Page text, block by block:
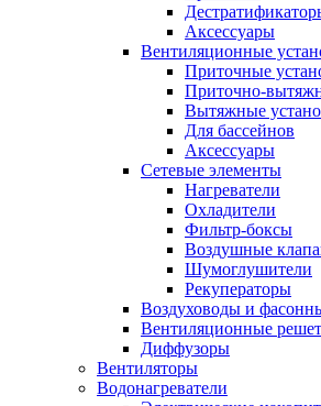
Аксессуары
Вентиляционные
Приточные
Приточно-
Вытяжные
Для бассейнов
Аксессуары
Сетевые элементы
Нагреватели
Охладители
Фильтр-боксы
Воздушные
Шумоглушители
Рекуператоры
Воздуховоды и
Вентиляционные
Диффузоры
Вентиляторы
Водонагреватели